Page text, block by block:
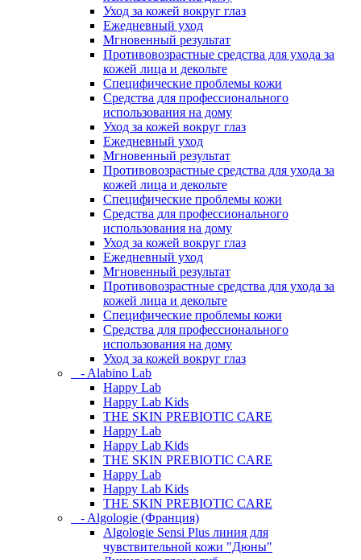
Уход за кожей вокруг глаз
Ежедневный уход
Мгновенный результат
Противовозрастные средства для ухода за
кожей лица и декольте
Специфические проблемы кожи
Средства для профессионального
использования на дому
Уход за кожей вокруг глаз
Ежедневный уход
Мгновенный результат
Противовозрастные средства для ухода за
кожей лица и декольте
Специфические проблемы кожи
Средства для профессионального
использования на дому
Уход за кожей вокруг глаз
Ежедневный уход
Мгновенный результат
Противовозрастные средства для ухода за
кожей лица и декольте
Специфические проблемы кожи
Средства для профессионального
использования на дому
Уход за кожей вокруг глаз
- Alabino Lab
Happy Lab
Happy Lab Kids
THE SKIN PREBIOTIC CARE
Happy Lab
Happy Lab Kids
THE SKIN PREBIOTIC CARE
Happy Lab
Happy Lab Kids
THE SKIN PREBIOTIC CARE
- Algologie (Франция)
Algologie Sensi Plus линия для
чувcтвительной кожи "Дюны"